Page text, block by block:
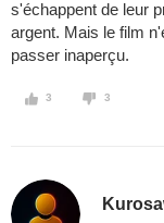
s'échappent de leur
argent. Mais le film
passer inaperçu.
3 3